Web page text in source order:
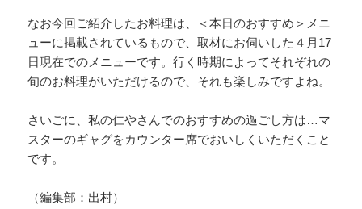
なお今回ご紹介したお料理は、＜本日のおすすめ＞メニ
ューに掲載されているもので、取材にお伺いした４月17
日現在でのメニューです。行く時期によってそれぞれの
旬のお料理がいただけるので、それも楽しみですよね。
さいごに、私の仁やさんでのおすすめの過ごし方は…マ
スターのギャグをカウンター席でおいしくいただくこと
です。
（編集部：出村）